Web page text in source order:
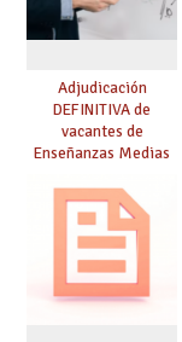
Adjudicación
DEFINITIVA de
vacantes de
Enseñanzas Medias